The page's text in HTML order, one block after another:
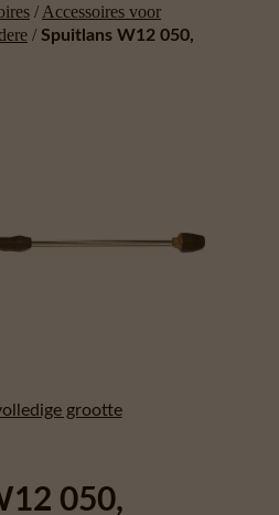
/ Accessoires voor
/ Spuitlans W12 050,
grootte
050,